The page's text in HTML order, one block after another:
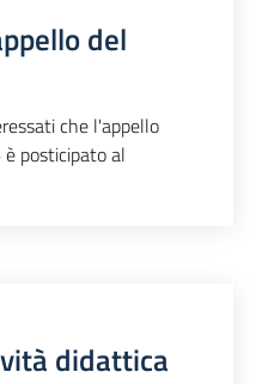
del
che l'appello
posticipato al
didattica